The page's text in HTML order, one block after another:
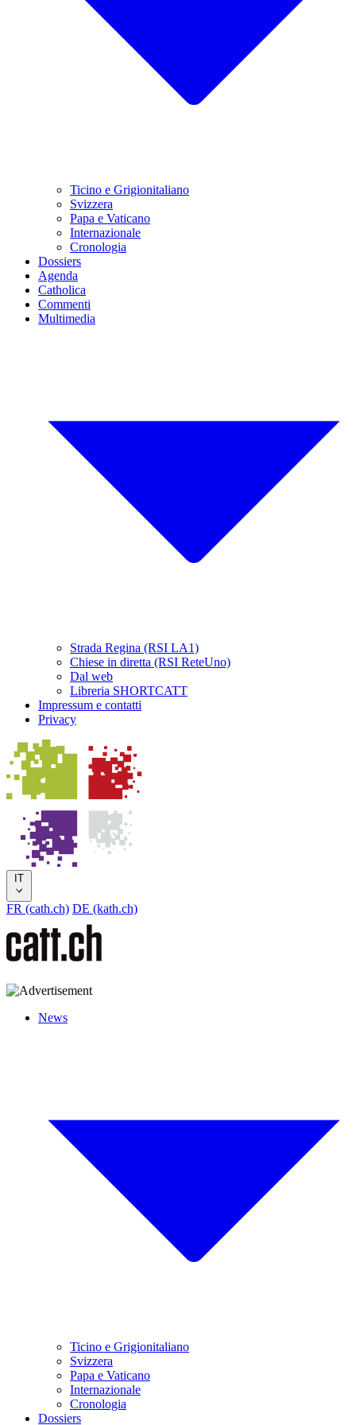
Ticino e Grigionitaliano
Svizzera
Papa e Vaticano
Internazionale
Cronologia
Dossiers
Agenda
Catholica
Commenti
Multimedia
Strada Regina (RSI LA1)
Chiese in diretta (RSI ReteUno)
Dal web
Libreria SHORTCATT
Impressum e contatti
Privacy
IT
FR (cath.ch) DE (kath.ch)
News
Ticino e Grigionitaliano
Svizzera
Papa e Vaticano
Internazionale
Cronologia
Dossiers